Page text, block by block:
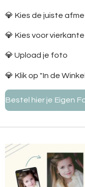
💎 Kies de juiste
💎 Kies voor
💎 Upload je foto
💎 Klik op "In de
Bestel hier je Eigen